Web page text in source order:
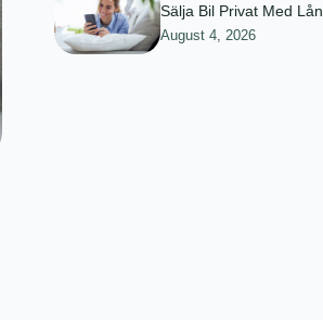
Sälja Bil Privat Med Lån
August 4, 2026